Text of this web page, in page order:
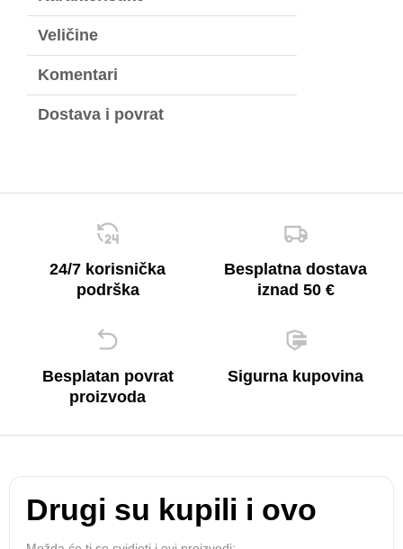
Veličine
Komentari
Dostava i povrat
24/7 korisnička
podrška
Besplatna dostava
iznad 50 €
Besplatan povrat
proizvoda
Sigurna kupovina
Drugi su kupili i ovo